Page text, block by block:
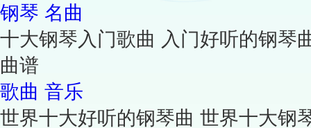
钢琴 名曲
十大钢琴入门歌曲 入门好听的钢琴
曲谱
歌曲 音乐
世界十大好听的钢琴曲 世界十大钢